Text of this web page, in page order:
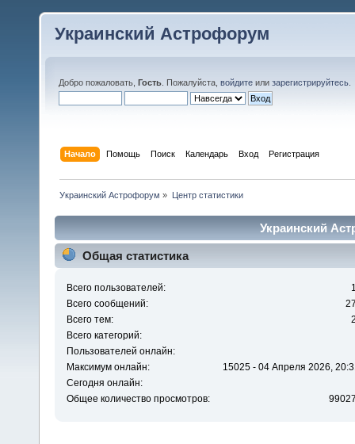
Украинский Астрофорум
Добро пожаловать, Гость . Пожалуйста, войдите или зарегистрируйтесь
Начало Помощь Поиск Календарь Вход Регистрация
Украинский Астрофорум » Центр статистики
Украинский
Общая статистика
Всего пользователей:
Всего сообщений:
Всего тем:
Всего категорий:
Пользователей онлайн:
Максимум онлайн:
15025 - 04 Апреля 2026,
Сегодня онлайн:
Общее количество просмотров: